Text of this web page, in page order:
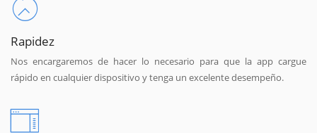
Rapidez
Nos encargaremos de hacer lo necesario para que la app cargue
rápido en cualquier dispositivo y tenga un excelente desempeño.